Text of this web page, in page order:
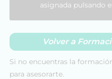
asignada pulsando
Volver a
Si no encuentras la
para asesorarte.